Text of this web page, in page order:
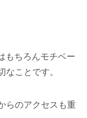
もちろんモチベー
なことです。
らのアクセスも重